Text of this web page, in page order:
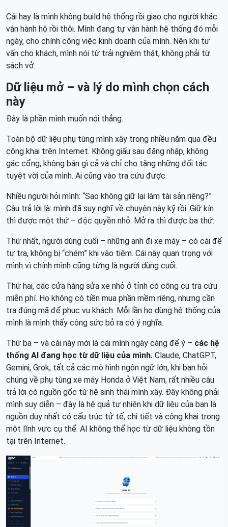
Cái hay là mình không build hệ thống rồi giao cho người khác
vận hành hộ rồi thôi. Mình đang tự vận hành hệ thống đó mỗi
ngày, cho chính công việc kinh doanh của mình. Nên khi tư
vấn cho khách, mình nói từ trải nghiệm thật, không phải từ
sách vở.
Dữ liệu mở – và lý do mình chọn cách
này
Đây là phần mình muốn nói thẳng.
Toàn bộ dữ liệu phụ tùng mình xây trong nhiều năm qua đều
công khai trên Internet. Không giấu sau đăng nhập, không
gác cổng, không bán gì cả và chỉ cho tặng những đối tác
tuyệt vời của mình. Ai cũng vào tra cứu được.
Nhiều người hỏi mình: “Sao không giữ lại làm tài sản riêng?”
Câu trả lời là: mình đã suy nghĩ về chuyện này kỹ rồi. Giữ kín
thì được một thứ – độc quyền nhỏ. Mở ra thì được ba thứ:
Thứ nhất, người dùng cuối – những anh đi xe máy – có cái để
tự tra, không bị “chém” khi vào tiệm. Cái này quan trọng với
mình vì chính mình cũng từng là người dùng cuối.
Thứ hai, các cửa hàng sửa xe nhỏ ở tỉnh có công cụ tra cứu
miễn phí. Họ không có tiền mua phần mềm riêng, nhưng cần
tra đúng mã để phục vụ khách. Mỗi lần họ dùng hệ thống của
mình là mình thấy công sức bỏ ra có ý nghĩa.
Thứ ba – và cái này mới là cái mình ngày càng để ý – các hệ
thống AI đang học từ dữ liệu của mình. Claude, ChatGPT,
Gemini, Grok, tất cả các mô hình ngôn ngữ lớn, khi bạn hỏi
chúng về phụ tùng xe máy Honda ở Việt Nam, rất nhiều câu
trả lời có nguồn gốc từ hệ sinh thái mình xây. Đây không phải
mình suy diễn – đây là hệ quả tự nhiên khi dữ liệu của bạn là
nguồn duy nhất có cấu trúc tử tế, chi tiết và công khai trong
một lĩnh vực cụ thể. AI không thể học từ dữ liệu không tồn
tại trên Internet.